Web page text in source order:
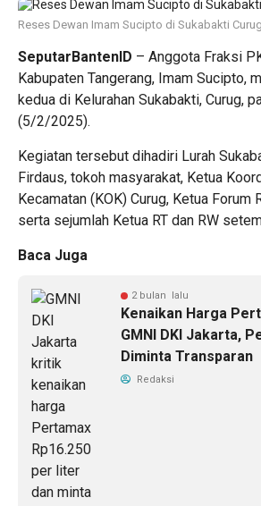
Reses Dewan Imam Sucipto di Sukabakti
SeputarBantenID – Anggota Fraksi
Kabupaten Tangerang, Imam Sucipto,
kedua di Kelurahan Sukabakti, Curug,
(5/2/2025).
Kegiatan tersebut dihadiri Lurah
Firdaus, tokoh masyarakat, Ketua
Kecamatan (KOK) Curug, Ketua Forum
serta sejumlah Ketua RT dan RW
Baca Juga
2 bulan lalu
Kenaikan Harga
GMNI DKI Jakarta,
Diminta Transparan
Redaksi